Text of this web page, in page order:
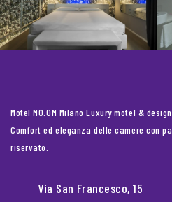
Motel MO.OM Milano Luxury motel &
Comfort ed eleganza delle camere con
riservato.
Via San Francesco, 15